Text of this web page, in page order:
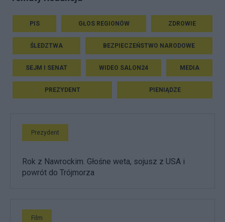
PIS GŁOS REGIONÓW ZDROWIE
ŚLEDZTWA BEZPIECZEŃSTWO NARODOWE
SEJM I SENAT WIDEO SALON24 MEDIA
PREZYDENT PIENIĄDZE
Prezydent
Rok z Nawrockim. Głośne weta, sojusz z USA i
powrót do Trójmorza
Film